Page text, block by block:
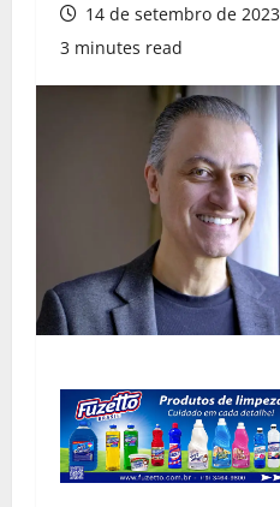
14 de setembro de 2023
3 minutes read